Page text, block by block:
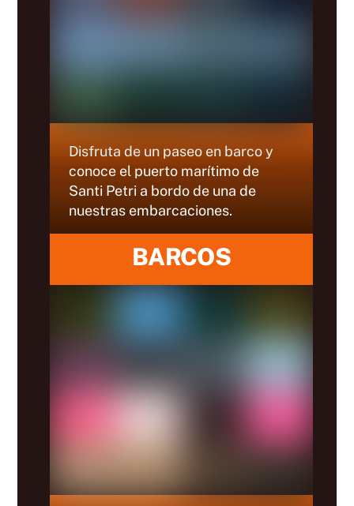
Disfruta de un paseo en barco y
conoce el puerto marítimo de
Santi Petri a bordo de una de
nuestras embarcaciones.
BARCOS